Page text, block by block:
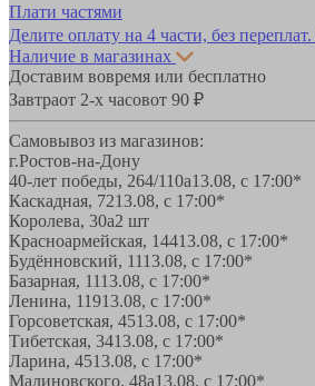
Плати частями
Делите оплату на 4 части, без переплат.
Наличие в магазинах
Доставим вовремя или бесплатно
Завтраот 2-х часовот 90 ₽
Самовывоз из магазинов:
г.Ростов-на-Дону
40-лет победы, 264/110а13.08, с 17:00*
Каскадная, 7213.08, с 17:00*
Королева, 30а2 шт
Красноармейская, 14413.08, с 17:00*
Будённовский, 1113.08, с 17:00*
Базарная, 1113.08, с 17:00*
Ленина, 11913.08, с 17:00*
Горсоветская, 4513.08, с 17:00*
Тибетская, 3413.08, с 17:00*
Ларина, 4513.08, с 17:00*
Малиновского, 48а13.08, с 17:00*